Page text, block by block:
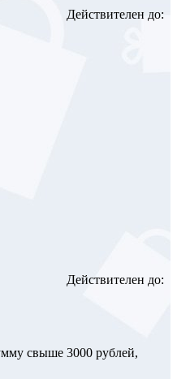
Действителен до:
Действителен до:
свыше 3000 рублей,